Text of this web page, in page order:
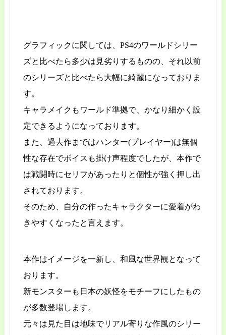
グラフィックに関しては、PS4のワールドシリー
ズと比べたら多少は見劣りするものの、それ以前
のシリーズと比べたら大幅に綺麗になっておりま
す。
キャラメイクもワールド準拠で、かなり細かく設
定できるようになっております。
また、過去作まではハンター(プレイヤー)は無個
性な存在でボイスも掛け声程度でしたが、本作で
は戦闘時にセリフがあったりと個性が強く押し出
されております。
そのため、自分の作ったキャラクターに愛着がわ
きやすくなったと言えます。
本作はイメージを一新し、和風な世界観となって
おります。
新モンスターも日本の妖怪をモチーフにしたもの
が多数登場します。
元々は見た目は地味でリアル寄りな作風のシリー